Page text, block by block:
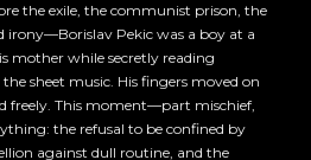
the exile, the communist prison, the
irony—Borislav Pekic was a boy at a
mother while secretly reading
sheet music. His fingers moved on
freely. This moment—part mischief,
the refusal to be confined by
against dull routine, and the